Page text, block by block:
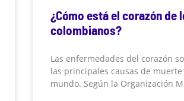
¿Cómo está el corazón de
colombianos?
Las enfermedades del corazón
las principales causas de muerte
mundo. Según la Organización